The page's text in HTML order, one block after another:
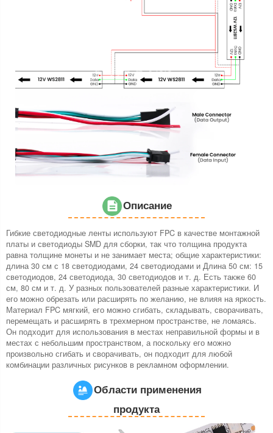
Описание
Гибкие светодиодные ленты используют FPC в качестве монтажной
платы и светодиоды SMD для сборки, так что толщина продукта
равна толщине монеты и не занимает места; общие характеристики:
длина 30 см с 18 светодиодами, 24 светодиодами и Длина 50 см: 15
светодиодов, 24 светодиода, 30 светодиодов и т. д. Есть также 60
см, 80 см и т. д. У разных пользователей разные характеристики. И
его можно обрезать или расширять по желанию, не влияя на яркость.
Материал FPC мягкий, его можно сгибать, складывать, сворачивать,
перемещать и расширять в трехмерном пространстве, не ломаясь.
Он подходит для использования в местах неправильной формы и в
местах с небольшим пространством, а поскольку его можно
произвольно сгибать и сворачивать, он подходит для любой
комбинации различных рисунков в рекламном оформлении.
Области применения
продукта